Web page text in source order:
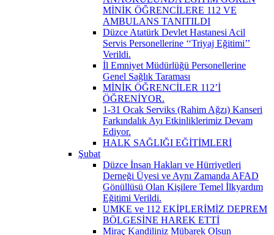
MİNİK ÖĞRENCİLERE 112 VE
AMBULANS TANITILDI
Düzce Atatürk Devlet Hastanesi Acil
Servis Personellerine ‘‘Triyaj Eğitimi’’
Verildi.
İl Emniyet Müdürlüğü Personellerine
Genel Sağlık Taraması
MİNİK ÖĞRENCİLER 112’İ
ÖĞRENİYOR.
1-31 Ocak Serviks (Rahim Ağzı) Kanseri
Farkındalık Ayı Etkinliklerimiz Devam
Ediyor.
HALK SAĞLIĞI EĞİTİMLERİ
Şubat
Düzce İnsan Hakları ve Hürriyetleri
Derneği Üyesi ve Aynı Zamanda AFAD
Gönüllüsü Olan Kişilere Temel İlkyardım
Eğitimi Verildi.
UMKE ve 112 EKİPLERİMİZ DEPREM
BÖLGESİNE HAREK ETTİ
Miraç Kandiliniz Mübarek Olsun